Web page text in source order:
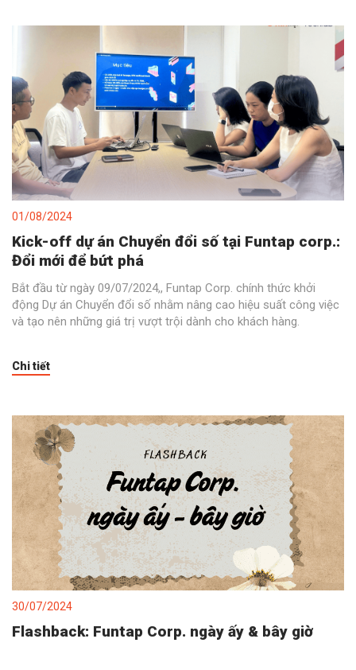
01/08/2024
Kick-off dự án Chuyển đổi số tại Funtap corp.:
Đổi mới để bứt phá
Bắt đầu từ ngày 09/07/2024,, Funtap Corp. chính thức khởi
động Dự án Chuyển đổi số nhằm nâng cao hiệu suất công việc
và tạo nên những giá trị vượt trội dành cho khách hàng.
Chi tiết
30/07/2024
Flashback: Funtap Corp. ngày ấy & bây giờ